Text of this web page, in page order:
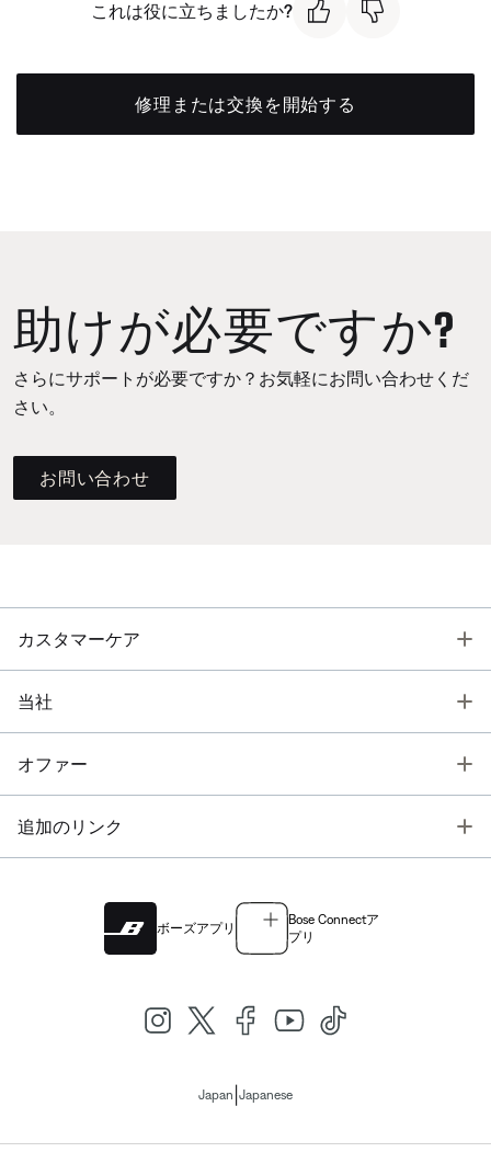
これは役に立ちましたか?
修理または交換を開始する
助けが必要ですか?
さらにサポートが必要ですか？お気軽にお問い合わせくだ
さい。
お問い合わせ
カスタマーケア
当社
オファー
追加のリンク
ボーズアプリ
Bose Connectア
プリ
Japan Japanese